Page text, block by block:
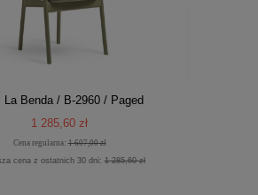
La Benda / B-2960 / Paged
1 285,60 zł
Cena regularna:1 607,00 zł
cena z ostatnich 30 dni:1 285,60 zł